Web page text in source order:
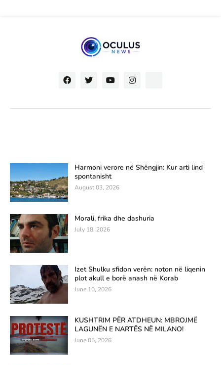
Harmoni verore në Shëngjin: Kur arti lind
spontanisht
August 03, 2026
Morali, frika dhe dashuria
July 18, 2026
Izet Shulku sfidon verën: noton në liqenin
plot akull e borë anash në Korab
June 10, 2026
KUSHTRIM PËR ATDHEUN: MBROJMË
LAGUNËN E NARTËS NË MILANO!
June 05, 2026